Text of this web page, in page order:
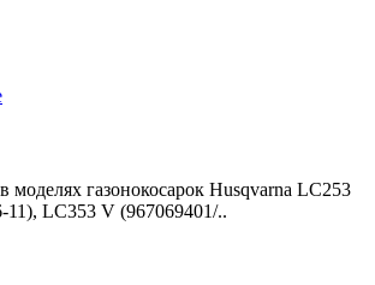
моделях газонокосарок Husqvarna LC253
11), LC353 V (967069401/..